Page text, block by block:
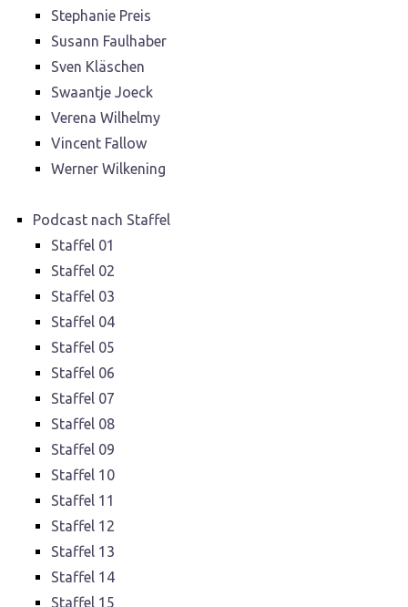
Stephanie Preis
Susann Faulhaber
Sven Kläschen
Swaantje Joeck
Verena Wilhelmy
Vincent Fallow
Werner Wilkening
Podcast nach Staffel
Staffel 01
Staffel 02
Staffel 03
Staffel 04
Staffel 05
Staffel 06
Staffel 07
Staffel 08
Staffel 09
Staffel 10
Staffel 11
Staffel 12
Staffel 13
Staffel 14
Staffel 15